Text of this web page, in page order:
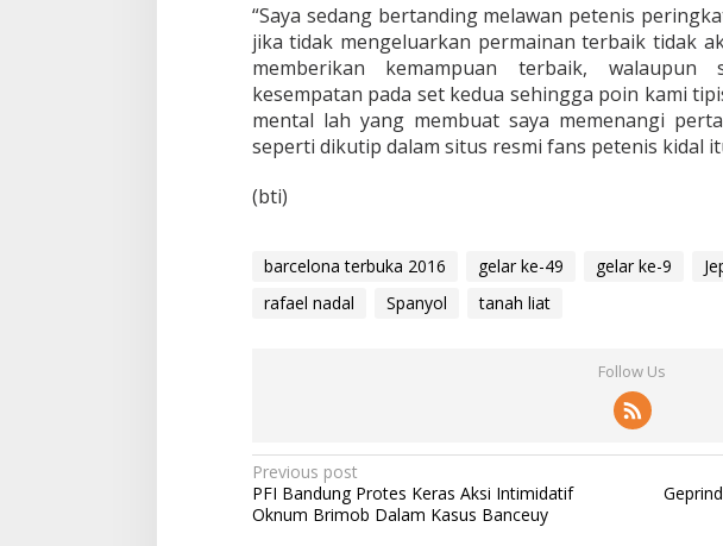
R
e
k
o
G
u
r
o
“Saya sedang bertanding melawan petenis
jika tidak mengeluarkan permainan terbaik tidak
memberikan kemampuan terbaik, walaupun
kesempatan pada set kedua sehingga poin kami
mental lah yang membuat saya memenangi
seperti dikutip dalam situs resmi fans petenis kidal
(bti)
barcelona terbuka 2016 gelar ke-49 gelar ke-9
rafael nadal
Spanyol tanah liat
Follow Us
P
o
Previous post
PFI Bandung Protes Keras Aksi Intimidatif
Oknum Brimob Dalam Kasus Banceuy